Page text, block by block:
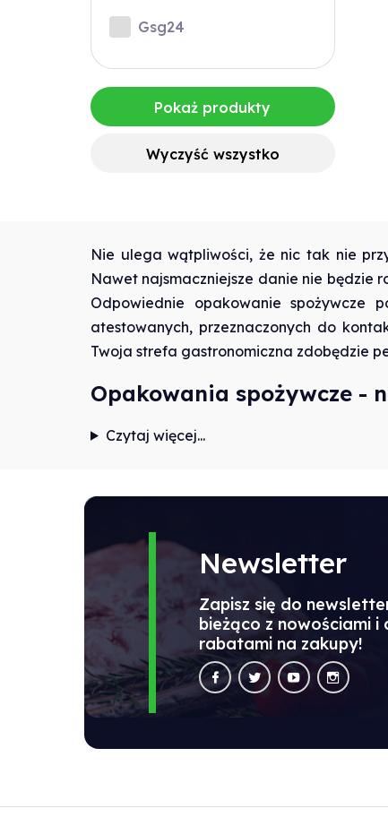
Gsg24
Pokaż produkty
Wyczyść wszystko
Nie ulega wątpliwości, że nic tak nie
Nawet najsmaczniejsze danie nie będzie
Odpowiednie opakowanie
atestowanych, przeznaczonych do
Twoja strefa gastronomiczna zdobędzie
Opakowania spożywcze -
Czytaj więcej...
Newsletter
Zapisz się do
bieżąco z nowościami
rabatami na zakupy!